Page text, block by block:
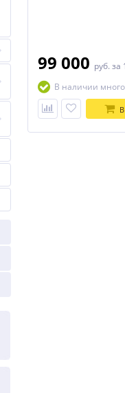
99 000 руб. за
В наличии много